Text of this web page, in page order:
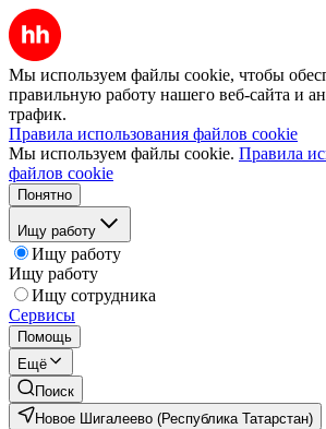
Мы используем файлы cookie, чтобы
правильную работу нашего веб-сайта и
трафик.
Правила использования файлов cookie
Мы используем файлы cookie. Правила
файлов cookie
Понятно
Ищу работу
Ищу работу
Ищу работу
Ищу сотрудника
Сервисы
Помощь
Ещё
Поиск
Новое Шигалеево (Республика Татарстан)